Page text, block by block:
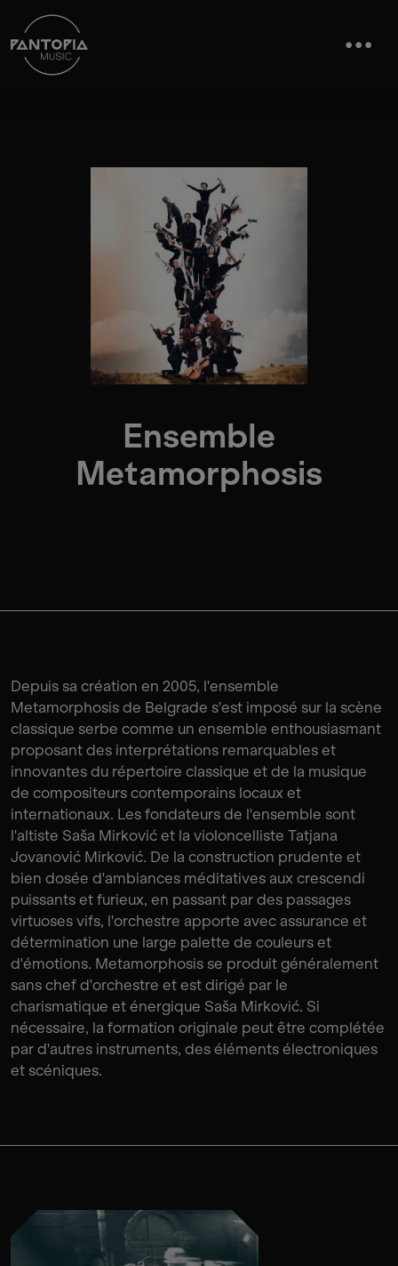
Ensemble
Metamorphosis
Depuis sa création en 2005, l'ensemble
Metamorphosis de Belgrade s'est imposé sur la scène
classique serbe comme un ensemble enthousiasmant
proposant des interprétations remarquables et
innovantes du répertoire classique et de la musique
de compositeurs contemporains locaux et
internationaux. Les fondateurs de l'ensemble sont
l'altiste Saša Mirković et la violoncelliste Tatjana
Jovanović Mirković. De la construction prudente et
bien dosée d'ambiances méditatives aux crescendi
puissants et furieux, en passant par des passages
virtuoses vifs, l'orchestre apporte avec assurance et
détermination une large palette de couleurs et
d'émotions. Metamorphosis se produit généralement
sans chef d'orchestre et est dirigé par le
charismatique et énergique Saša Mirković. Si
nécessaire, la formation originale peut être complétée
par d'autres instruments, des éléments électroniques
et scéniques.